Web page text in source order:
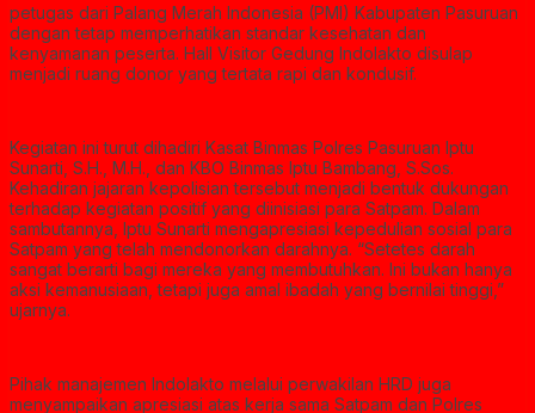
petugas dari Palang Merah Indonesia (PMI) Kabupaten Pasuruan
dengan tetap memperhatikan standar kesehatan dan
kenyamanan peserta. Hall Visitor Gedung Indolakto disulap
menjadi ruang donor yang tertata rapi dan kondusif.
Kegiatan ini turut dihadiri Kasat Binmas Polres Pasuruan Iptu
Sunarti, S.H., M.H., dan KBO Binmas Iptu Bambang, S.Sos.
Kehadiran jajaran kepolisian tersebut menjadi bentuk dukungan
terhadap kegiatan positif yang diinisiasi para Satpam. Dalam
sambutannya, Iptu Sunarti mengapresiasi kepedulian sosial para
Satpam yang telah mendonorkan darahnya. “Setetes darah
sangat berarti bagi mereka yang membutuhkan. Ini bukan hanya
aksi kemanusiaan, tetapi juga amal ibadah yang bernilai tinggi,”
ujarnya.
Pihak manajemen Indolakto melalui perwakilan HRD juga
menyampaikan apresiasi atas kerja sama Satpam dan Polres